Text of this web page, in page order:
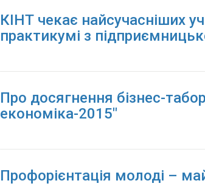
КІНТ чекає найсучасніших
практикумі з
Про досягнення бізнес-
економіка-2015"
Профорієнтація молоді –